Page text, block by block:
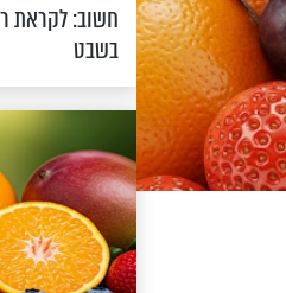
חשוב: לקראת
בשבט